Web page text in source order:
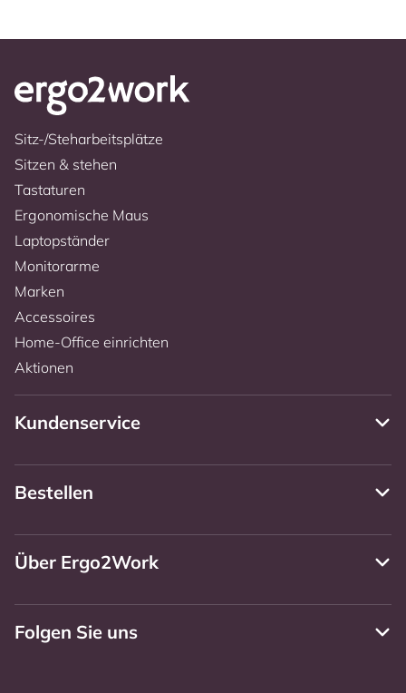
Sitz-/Steharbeitsplätze
Sitzen & stehen
Tastaturen
Ergonomische Maus
Laptopständer
Monitorarme
Marken
Accessoires
Home-Office einrichten
Aktionen
Kundenservice
Bestellen
Über Ergo2Work
Folgen Sie uns